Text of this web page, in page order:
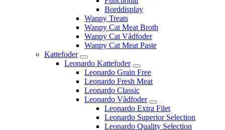
Borddisplay
Wanpy Treats
Wanpy Cat Meat Broth
Wanpy Cat Vådfoder
Wanpy Cat Meat Paste
Kattefoder
Leonardo Kattefoder
Leonardo Grain Free
Leonardo Fresh Meat
Leonardo Classic
Leonardo Vådfoder
Leonardo Extra Filet
Leonardo Superior Selection
Leonardo Quality Selection